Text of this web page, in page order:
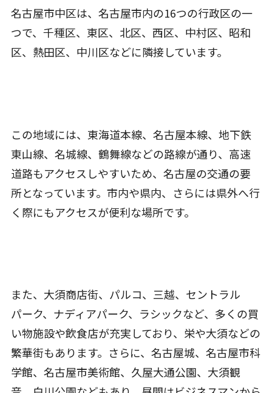
名古屋市中区は、名古屋市内の16つの行政区の一
つで、千種区、東区、北区、西区、中村区、昭和
区、熱田区、中川区などに隣接しています。
この地域には、東海道本線、名古屋本線、地下鉄
東山線、名城線、鶴舞線などの路線が通り、高速
道路もアクセスしやすいため、名古屋の交通の要
所となっています。市内や県内、さらには県外へ行
く際にもアクセスが便利な場所です。
また、大須商店街、パルコ、三越、セントラル
パーク、ナディアパーク、ラシックなど、多くの買
い物施設や飲食店が充実しており、栄や大須などの
繁華街もあります。さらに、名古屋城、名古屋市科
学館、名古屋市美術館、久屋大通公園、大須観